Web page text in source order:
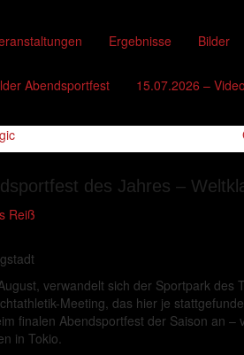
Ergebnisse Bilder
Abendsportfest
15.07.2026 –
des Jahres –
Reiß
verwandelt sich der Sportpark des
Meeting, das hier je
finalen Abendsportfest der Saison an
in Tokio.